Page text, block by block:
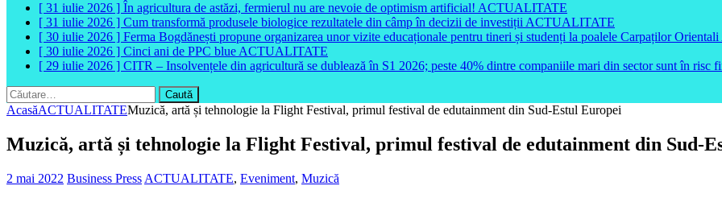
[ 31 iulie 2026 ] În agricultura de astăzi, fermierul nu are nevoie de optimism artificial! ACTUALITATE
[ 31 iulie 2026 ] Cum transformă produsele biologice rezultatele din câmp în decizii de investiții ACTUALITATE
[ 30 iulie 2026 ] Ferma Bogdănești propune organizarea unor vizite educaționale pentru tineri și studenți la poalele Carpaților Orientali
[ 30 iulie 2026 ] Cinci ani de PPC blue ACTUALITATE
[ 29 iulie 2026 ] CITR – Insolvențele din agricultură se dublează în S1 2026; peste 40% dintre companiile mari din sector sunt în risc
Caută
după:
AcasăACTUALITATEMuzică, artă și tehnologie la Flight Festival, primul festival de edutainment din Sud-Estul Europei
Muzică, artă și tehnologie la Flight Festival, primul festival de edutainment din Sud-
2 mai 2022 Business Press ACTUALITATE, Eveniment, Muzică